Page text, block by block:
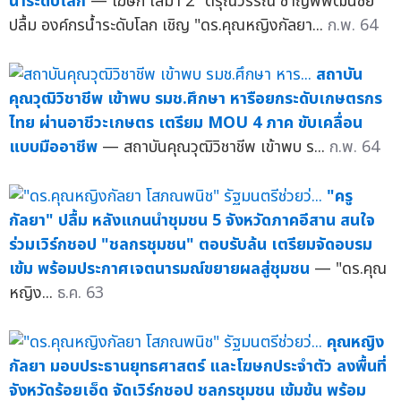
ปลื้ม องค์กรน้ำระดับโลก เชิญ "ดร.คุณหญิงกัลยา... ก.พ. 64
สถาบัน
คุณวุฒิวิชาชีพ เข้าพบ รมช.ศึกษา หารือยกระดับเกษตรกร
ไทย ผ่านอาชีวะเกษตร เตรียม MOU 4 ภาค ขับเคลื่อน
แบบมืออาชีพ — สถาบันคุณวุฒิวิชาชีพ เข้าพบ ร... ก.พ. 64
"ครู
กัลยา" ปลื้ม หลังแกนนำชุมชน 5 จังหวัดภาคอีสาน สนใจ
ร่วมเวิร์กชอป "ชลกรชุมชน" ตอบรับล้น เตรียมจัดอบรม
เข้ม พร้อมประกาศเจตนารมณ์ขยายผลสู่ชุมชน — "ดร.คุณ
หญิง... ธ.ค. 63
คุณหญิง
กัลยา มอบประธานยุทธศาสตร์ และโฆษกประจำตัว ลงพื้นที่
จังหวัดร้อยเอ็ด จัดเวิร์กชอป ชลกรชุมชน เข้มข้น พร้อม